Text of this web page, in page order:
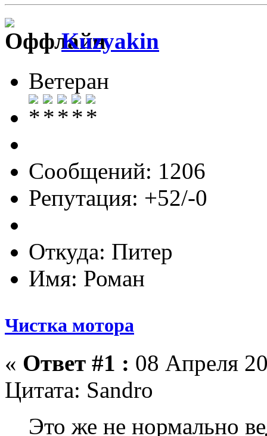
Kuzyakin
Ветеран
Сообщений: 1206
Репутация: +52/-0
Откуда: Питер
Имя: Роман
Чистка мотора
« Ответ #1 : 08 Апреля
Цитата: Sandro
Это же не нормально